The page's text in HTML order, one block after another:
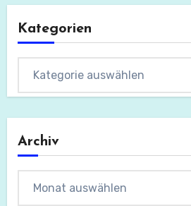
Kategorien
Archiv